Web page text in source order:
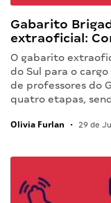
Gabarito
extraoficial:
O gabarito
do Sul para o
de professores do
quatro etapas,
Olivia Furlan • 29 de